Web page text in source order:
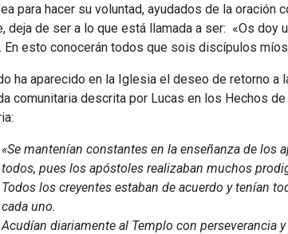
para hacer su voluntad, ayudados de la oración
deja de ser a lo que está llamada a ser: «Os doy
En esto conocerán todos que sois discípulos
ha aparecido en la Iglesia el deseo de retorno
comunitaria descrita por Lucas en los Hechos
«Se mantenían constantes en la enseñanza de
todos, pues los apóstoles realizaban muchos
Todos los creyentes estaban de acuerdo y tenían
cada uno.
Acudían diariamente al Templo con perseverancia